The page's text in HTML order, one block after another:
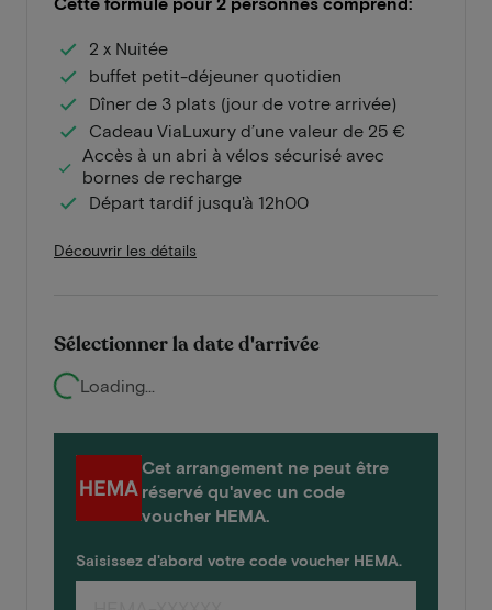
2 x Nuitée
buffet petit-déjeuner quotidien
Dîner de 3 plats (jour de votre arrivée)
Cadeau ViaLuxury d’une valeur de 25 €
Accès à un abri à vélos sécurisé avec
bornes de recharge
Départ tardif jusqu'à 12h00
Découvrir les détails
Sélectionner la date d'arrivée
Loading...
Cet arrangement ne peut être
réservé qu'avec un code
voucher HEMA.
Saisissez d'abord votre code voucher HEMA.